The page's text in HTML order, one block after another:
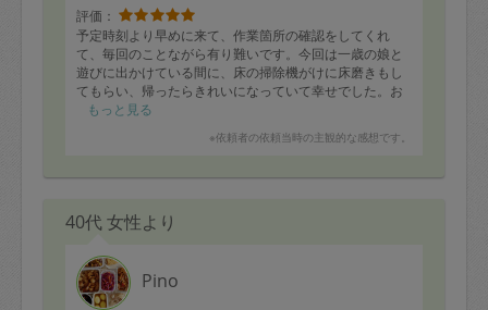
評価：
予定時刻より早めに来て、作業箇所の確認をしてくれ
て、毎回のことながら有り難いです。今回は一歳の娘と
遊びに出かけている間に、床の掃除機がけに床磨きもし
てもらい、帰ったらきれいになっていて幸せでした。お
風呂、洗面所、トイレ、キッチン、電子レンジと、水回
す。一歳の娘がなついていて、途中作業の邪魔をしまし
もっと見る
※依頼者の依頼当時の主観的な感想です。
40代 女性より
Pino